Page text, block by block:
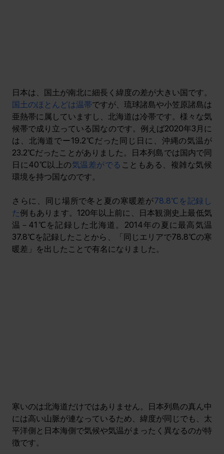
日本は、国土が南北に細長く緯度の差が大きい国です。
国土のほとんどは温帯ですが、琉球諸島や小笠原諸島は
亜熱帯に属していますし、北海道は冷帯です。様々な気
候帯で成り立っている国なのです。例えば2020年3月に
は、北海道でー19.2℃だった同じ日に、沖縄の気温が
23.2℃だったことがありました。日本列島では国内で同
日に40℃以上の気温差がでる こともある、複雑な気候
環境を持つ国なのです。
さらに、同じ場所で冬と夏の寒暖差が78.8℃を記録し
た例もあります。120年以上前に、日本観測史上最低気
温－41℃を記録した北海道。2014年の夏に最高気温
37.8℃を記録したことから、「同じエリアで78.8℃の寒
暖差」を出したことで有名になりました。
寒いのは北海道だけではありません。日本列島の真ん中
には高い山脈が連なっているため、緯度が同じでも、太
平洋側と日本海側で気候や気温がまったく異なるのが特
徴です。